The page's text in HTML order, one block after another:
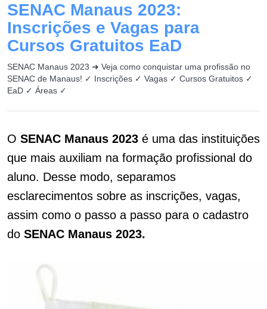
SENAC Manaus 2023:
Inscrições e Vagas para
Cursos Gratuitos EaD
SENAC Manaus 2023 ➜ Veja como conquistar uma profissão no
SENAC de Manaus! ✓ Inscrições ✓ Vagas ✓ Cursos Gratuitos ✓
EaD ✓ Áreas ✓
O SENAC Manaus 2023 é uma das instituições
que mais auxiliam na formação profissional do
aluno. Desse modo, separamos
esclarecimentos sobre as inscrições, vagas,
assim como o passo a passo para o cadastro
do SENAC Manaus 2023.